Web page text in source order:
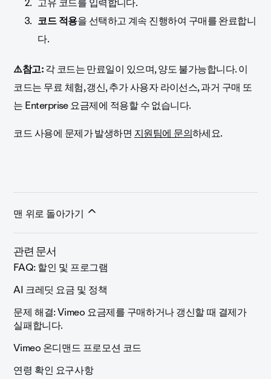
코드적용을 선택하고 계속 진행하여 구매를 완료합니
다.
⚠️참고:각 코드는 만료일이 있으며, 양도 불가능합니다. 이
코드는 무료 체험, 갱신, 추가 사용자 라이선스, 과거 구매 또
는 Enterprise 요금제에 적용할 수 없습니다.
코드 사용에 문제가 발생하면지원팀에 문의하세요.
맨 위로 돌아가기
관련 문서
FAQ: 할인 및 프로그램
AI 크레딧 요금 및 정책
문제 해결: Vimeo 요금제를 구매하거나 갱신할 때 결제가
실패합니다.
Vimeo 온디맨드 프로모션 코드
연령 확인 요구사항